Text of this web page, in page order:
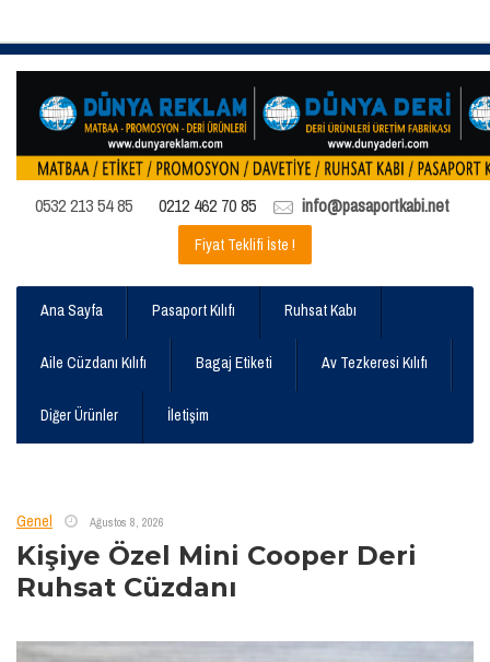
0532 213 54 85 0212 462 70 85 info@pasaportkabi.net
Fiyat Teklifi İste !
Ana Sayfa Pasaport Kılıfı Ruhsat Kabı
Aile Cüzdanı Kılıfı Bagaj Etiketi Av Tezkeresi Kılıfı
Diğer Ürünler İletişim
Genel Ağustos 8, 2026
Kişiye Özel Mini Cooper Deri
Ruhsat Cüzdanı